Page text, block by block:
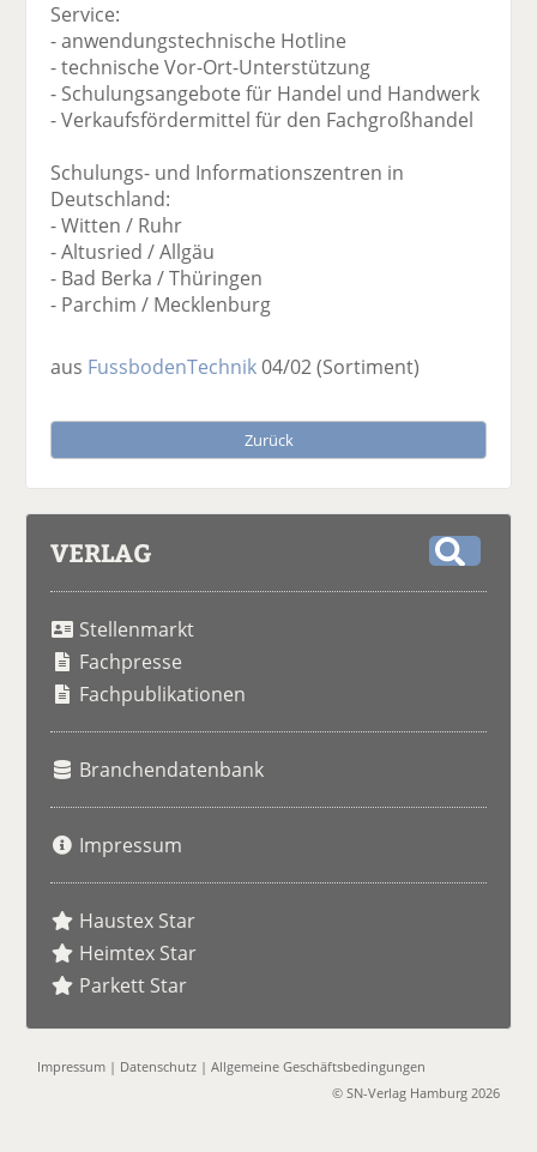
Service:
- anwendungstechnische Hotline
- technische Vor-Ort-Unterstützung
- Schulungsangebote für Handel und Handwerk
- Verkaufsfördermittel für den Fachgroßhandel
Schulungs- und Informationszentren in
Deutschland:
- Witten / Ruhr
- Altusried / Allgäu
- Bad Berka / Thüringen
- Parchim / Mecklenburg
aus FussbodenTechnik04/02(Sortiment)
Zurück
VERLAG
Stellenmarkt
Fachpresse
Fachpublikationen
Branchendatenbank
Impressum
Haustex Star
Heimtex Star
Parkett Star
Impressum | Datenschutz |Allgemeine Geschäftsbedingungen
© SN-Verlag Hamburg 2026